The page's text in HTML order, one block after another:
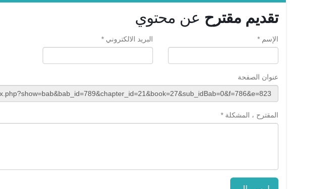
تقديم مقترح عن محتوي
الإسم * البريد الالكتروني *
عنوان الصفحة
المقترح ، المشكلة *